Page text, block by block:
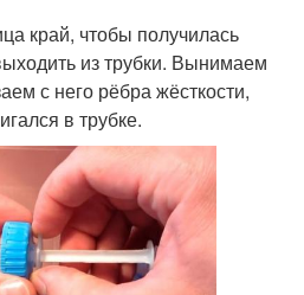
край, чтобы получилась
из трубки. Вынимаем
с него рёбра жёсткости,
в трубке.